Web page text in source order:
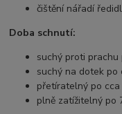
čištění nářadí
Doba schnutí:
suchý proti
suchý na dotek po
přetíratelný po
plně zatížitelný po